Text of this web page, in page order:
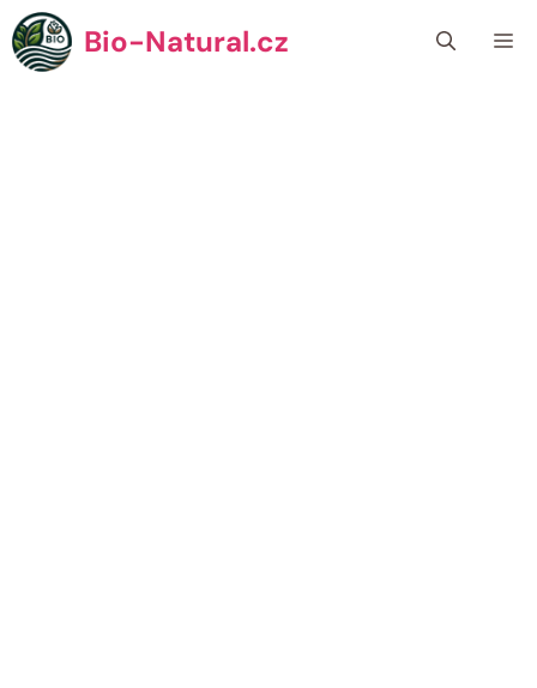
Přeskočit
na
obsah
Bio-Natural.cz